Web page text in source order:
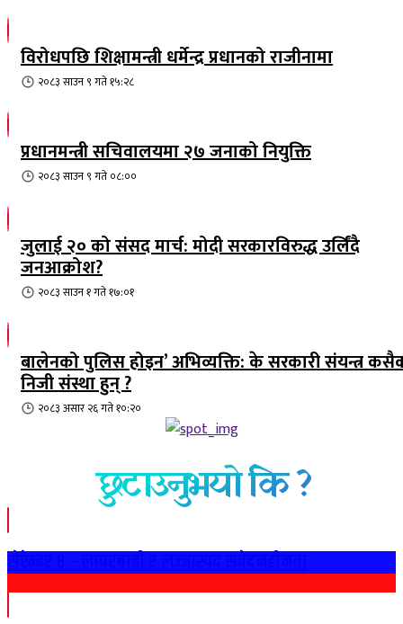
विरोधपछि शिक्षामन्त्री धर्मेन्द्र प्रधानको राजीनामा
२०८३ साउन ९ गते १५:२८
प्रधानमन्त्री सचिवालयमा २७ जनाको नियुक्ति
२०८३ साउन ९ गते ०८:००
जुलाई २० को संसद मार्च: मोदी सरकारविरुद्ध उर्लिंदै
जनआक्रोश?
२०८३ साउन १ गते १७:०१
बालेनको पुलिस होइन’ अभिव्यक्ति: के सरकारी संयन्त्र
निजी संस्था हुन् ?
२०८३ असार २६ गते १०:२०
छुटाउनुभयो कि ?